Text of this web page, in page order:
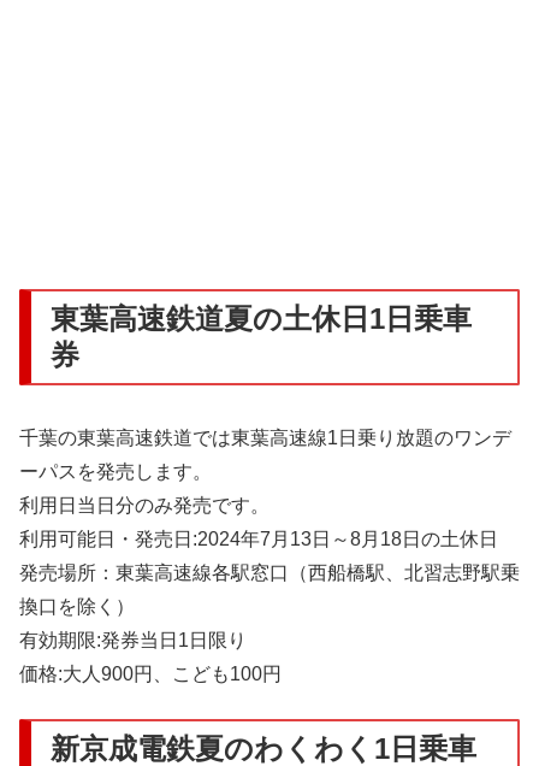
東葉高速鉄道夏の土休日1日乗車
券
千葉の東葉高速鉄道では東葉高速線1日乗り放題のワンデ
ーパスを発売します。
利用日当日分のみ発売です。
利用可能日・発売日:2024年7月13日～8月18日の土休日
発売場所：東葉高速線各駅窓口（西船橋駅、北習志野駅乗
換口を除く）
有効期限:発券当日1日限り
価格:大人900円、こども100円
新京成電鉄夏のわくわく1日乗車